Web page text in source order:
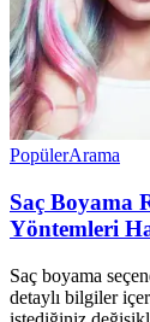
PopülerArama
Saç Boyama
Yöntemleri
Saç boyama
detaylı bilgiler